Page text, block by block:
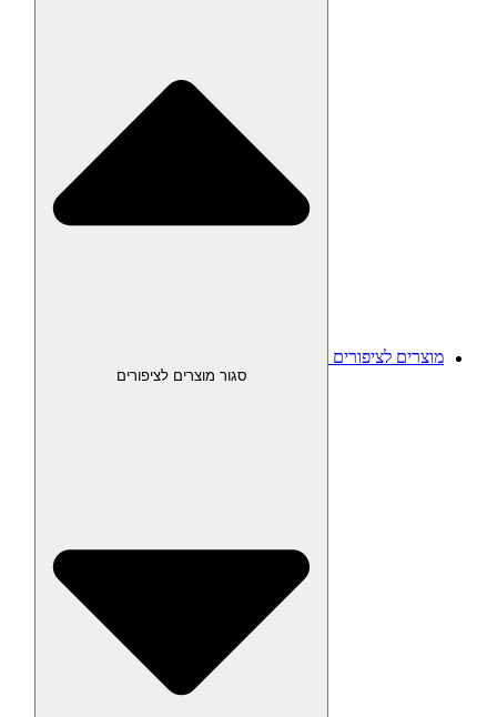
מוצרים לציפורים
סגור מוצרים לציפורים